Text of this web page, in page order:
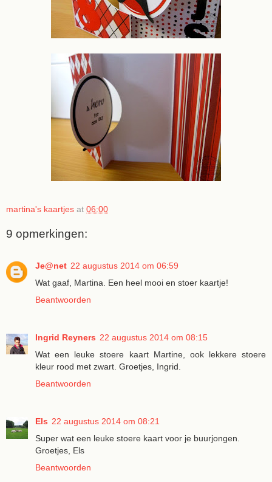
martina's kaartjes at 06:00
9 opmerkingen:
Je@net 22 augustus 2014 om 06:59
Wat gaaf, Martina. Een heel mooi en stoer kaartje!
Beantwoorden
Ingrid Reyners 22 augustus 2014 om 08:15
Wat een leuke stoere kaart Martine, ook lekkere stoere
kleur rood met zwart. Groetjes, Ingrid.
Beantwoorden
Els 22 augustus 2014 om 08:21
Super wat een leuke stoere kaart voor je buurjongen.
Groetjes, Els
Beantwoorden